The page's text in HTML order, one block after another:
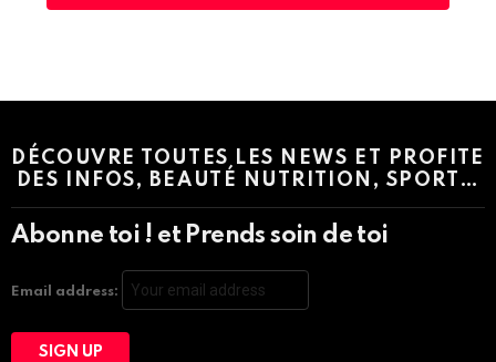
DÉCOUVRE TOUTES LES NEWS ET PROFITE
DES INFOS, BEAUTÉ NUTRITION, SPORT…
Abonne toi ! et Prends soin de toi
Email address: